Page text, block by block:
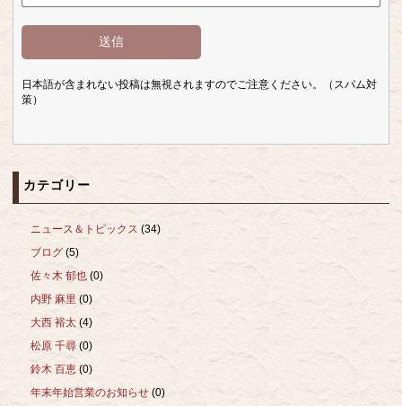
日本語が含まれない投稿は無視されますのでご注意ください。（スパム対
策）
カテゴリー
ニュース＆トピックス (34)
ブログ (5)
佐々木 郁也 (0)
内野 麻里 (0)
大西 裕太 (4)
松原 千尋 (0)
鈴木 百恵 (0)
年末年始営業のお知らせ (0)